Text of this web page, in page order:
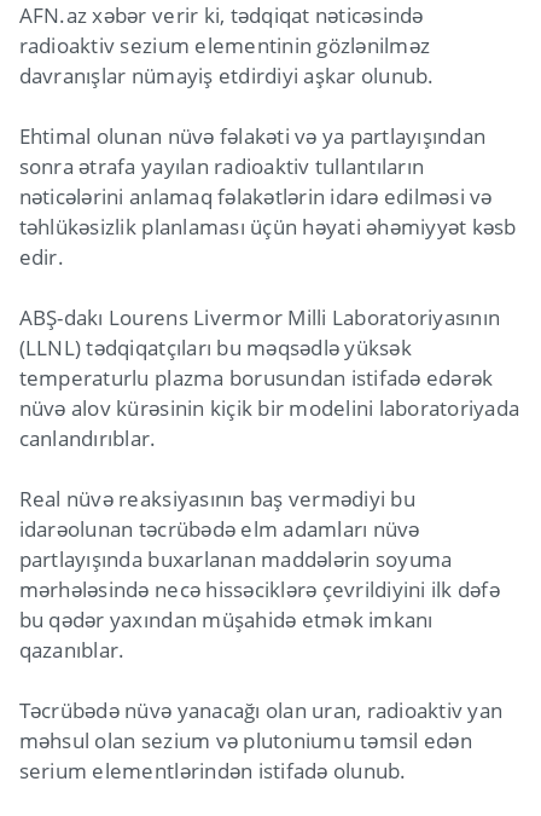
AFN.az xəbər verir ki, tədqiqat nəticəsində
radioaktiv sezium elementinin gözlənilməz
davranışlar nümayiş etdirdiyi aşkar olunub.
Ehtimal olunan nüvə fəlakəti və ya partlayışından
sonra ətrafa yayılan radioaktiv tullantıların
nəticələrini anlamaq fəlakətlərin idarə edilməsi və
təhlükəsizlik planlaması üçün həyati əhəmiyyət kəsb
edir.
ABŞ-dakı Lourens Livermor Milli Laboratoriyasının
(LLNL) tədqiqatçıları bu məqsədlə yüksək
temperaturlu plazma borusundan istifadə edərək
nüvə alov kürəsinin kiçik bir modelini laboratoriyada
canlandırıblar.
Real nüvə reaksiyasının baş vermədiyi bu
idarəolunan təcrübədə elm adamları nüvə
partlayışında buxarlanan maddələrin soyuma
mərhələsində necə hissəciklərə çevrildiyini ilk dəfə
bu qədər yaxından müşahidə etmək imkanı
qazanıblar.
Təcrübədə nüvə yanacağı olan uran, radioaktiv yan
məhsul olan sezium və plutoniumu təmsil edən
serium elementlərindən istifadə olunub.